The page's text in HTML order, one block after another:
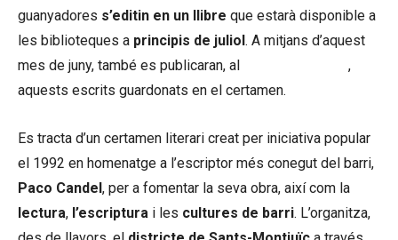
guanyadores s’editin en un llibre que estarà disponible a
les biblioteques a principis de juliol. A mitjans d’aquest
mes de juny, també es publicaran, al
,
aquests escrits guardonats en el certamen.
Es tracta d’un certamen literari creat per iniciativa popular
el 1992 en homenatge a l’escriptor més conegut del barri,
Paco Candel, per a fomentar la seva obra, així com la
lectura, l’escriptura i les cultures de barri. L’organitza,